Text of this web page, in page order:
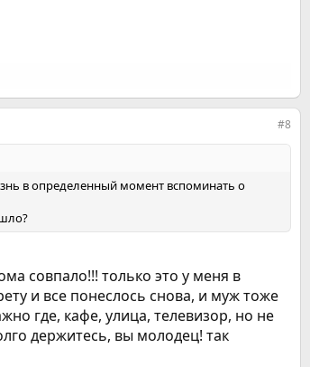
#8
в определенный момент вспоминать о
совпало!!! только это у меня в
и все понеслось снова, и муж тоже
где, кафе, улица, телевизор, но не
держитесь, вы молодец! так